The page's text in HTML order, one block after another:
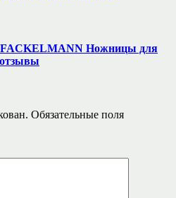
Ножницы для
Обязательные поля